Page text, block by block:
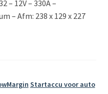
– 12V – 330A –
– Afm: 238 x 129 x 227
Startaccu voor auto